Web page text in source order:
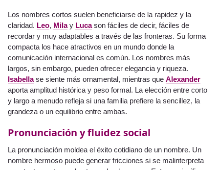
Los nombres cortos suelen beneficiarse de la rapidez y la
claridad. Leo, Milay Lucason fáciles de decir, fáciles de
recordar y muy adaptables a través de las fronteras. Su forma
compacta los hace atractivos en un mundo donde la
comunicación internacional es común. Los nombres más
largos, sin embargo, pueden ofrecer elegancia y riqueza.
Isabellase siente más ornamental, mientras que Alexander
aporta amplitud histórica y peso formal. La elección entre corto
y largo a menudo refleja si una familia prefiere la sencillez, la
grandeza o un equilibrio entre ambas.
Pronunciación y fluidez social
La pronunciación moldea el éxito cotidiano de un nombre. Un
nombre hermoso puede generar fricciones si se malinterpreta